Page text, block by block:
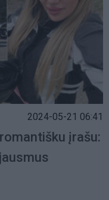
2024-05-21 06:41
įrašu: